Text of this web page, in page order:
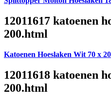
12011617 katoenen
200.html
Katoenen Hoeslaken Wit 70 x
12011618 katoenen
200.html